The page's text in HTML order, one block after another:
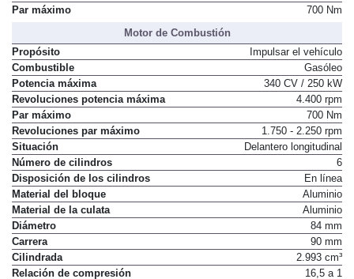
Potencia máxima
340 CV / 250 kW
Motor de Combustión
Propósito
Impulsar el vehículo
Combustible
Gasóleo
Potencia máxima
340 CV / 250 kW
Revoluciones potencia máxima
4.400 rpm
Par máximo
700 Nm
Revoluciones par máximo
1.750 - 2.250 rpm
Situación
Delantero longitudinal
Número de cilindros
6
Disposición de los cilindros
En línea
Material del bloque
Aluminio
Material de la culata
Aluminio
Diámetro
84 mm
Carrera
90 mm
Cilindrada
2.993 cm³